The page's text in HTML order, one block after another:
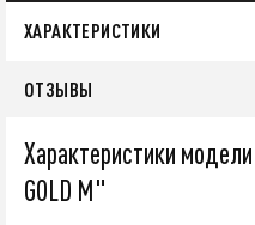
ХАРАКТЕРИСТИКИ
ОТЗЫВЫ
Характеристики
GOLD M"